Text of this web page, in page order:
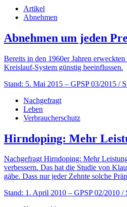
Artikel
Abnehmen
Abnehmen um jeden
Bereits in den 1960er Jahren
Kreislauf-System günstig beeinflussen.
Stand: 5. Mai 2015 – GPSP 03/2015 /
Nachgefragt
Leben
Verbraucherschutz
Hirndoping: Mehr
Nachgefragt Hirndoping: Mehr
verbessern. Das hat die Studie von
gäbe. Dass nur jeder Zehnte solche
Stand: 1. April 2010 – GPSP 02/2010 /